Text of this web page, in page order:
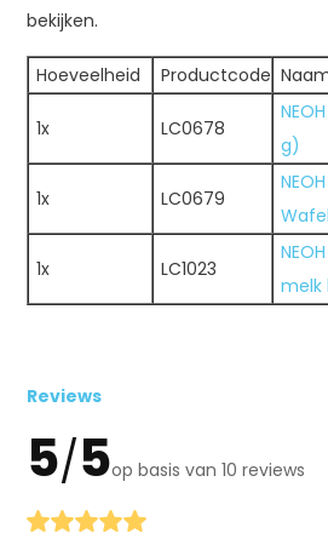
bekijken.
Hoeveelheid Productcode
1x LC0678
g)
1x LC0679
1x LC1023
melk
Reviews
5/5op basis van 10 reviews